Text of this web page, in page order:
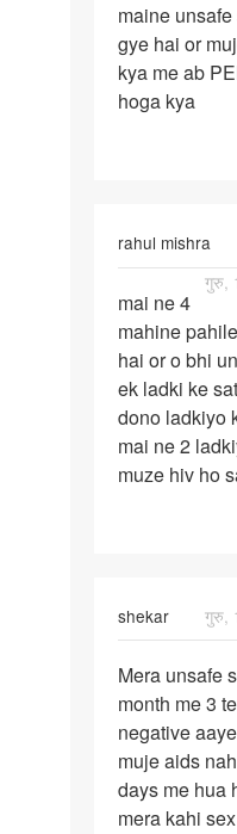
maine
unsafe
sex
kiye
maine
gye hai or
kya me ab
hoga kya
rahul mishra
गुरु,
mai
ne
4
mahine
pahile
ek
mai ne 4
mahine
hai or o bhi
ek ladki ke
dono ladkiyo
mai ne 2
muze hiv ho
shekar
गुरु,
Mera
unsafe
sex
hone
k
baad
Mera unsafe
month me 3
negative
muje aids
days me hua
mera kahi